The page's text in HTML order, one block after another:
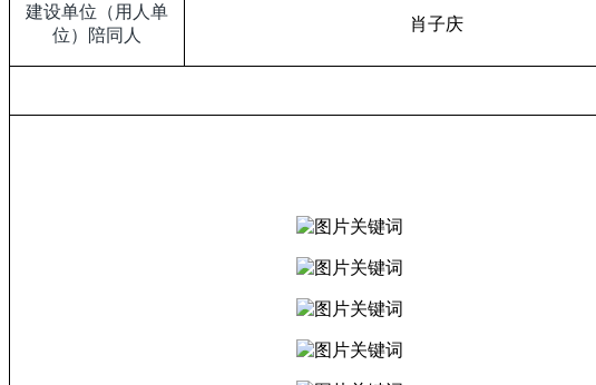
建设单位（用人单
位）陪同人
肖子庆